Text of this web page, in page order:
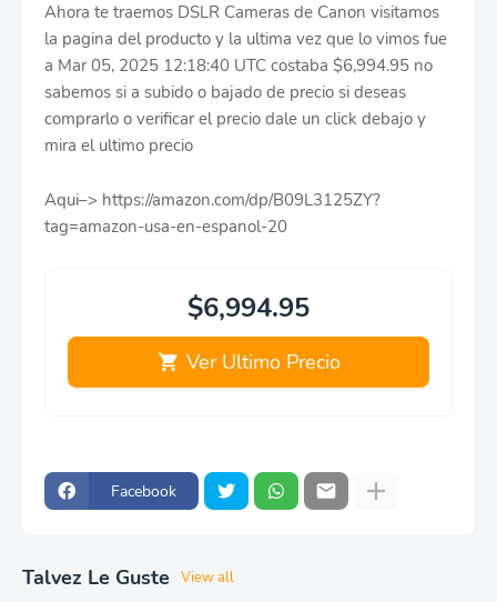
Ahora te traemos DSLR Cameras de Canon visitamos
la pagina del producto y la ultima vez que lo vimos fue
a Mar 05, 2025 12:18:40 UTC costaba $6,994.95 no
sabemos si a subido o bajado de precio si deseas
comprarlo o verificar el precio dale un click debajo y
mira el ultimo precio
Aqui–> https://amazon.com/dp/B09L3125ZY?
tag=amazon-usa-en-espanol-20
$6,994.95
Ver Ultimo Precio
Facebook
Talvez Le Guste View all